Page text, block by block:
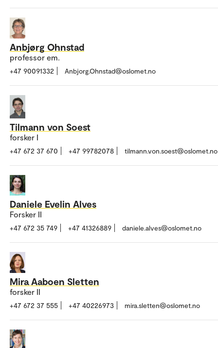
Anbjørg Ohnstad
professor em.
+47 90091332 Anbjorg.Ohnstad@oslomet.no
Tilmann von Soest
forsker I
+47 672 37 670 +47 99782078 tilmann.von.soest@oslomet.no
Daniele Evelin Alves
Forsker II
+47 672 35 749 +47 41326889 daniele.alves@oslomet.no
Mira Aaboen Sletten
forsker II
+47 672 37 555 +47 40226973 mira.sletten@oslomet.no